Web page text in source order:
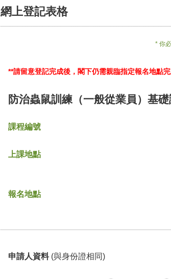
網上登記表格
* 你
**請留意登記完成後，閣下仍需親臨指定報名地點完
防治蟲鼠訓練（一般從業員）基礎
課程編號
上課地點
報名地點
申請人資料 (與身份證相同)